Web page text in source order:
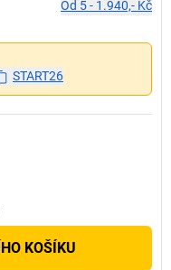
Od 5- 1.940,- Kč
START26
KOŠÍKU